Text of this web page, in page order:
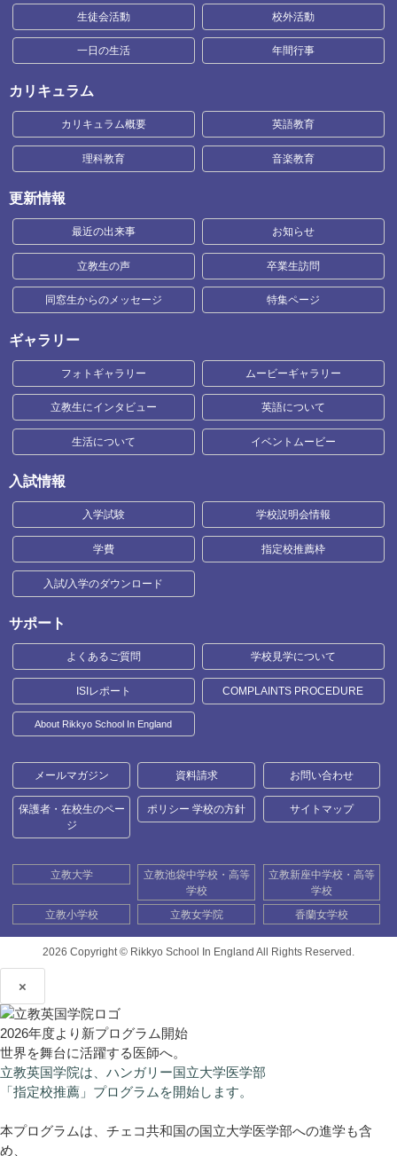
生徒会活動 校外活動
一日の生活 年間行事
カリキュラム
カリキュラム概要 英語教育
理科教育 音楽教育
更新情報
最近の出来事 お知らせ
立教生の声 卒業生訪問
同窓生からのメッセージ 特集ページ
ギャラリー
フォトギャラリー ムービーギャラリー
立教生にインタビュー 英語について
生活について イベントムービー
入試情報
入学試験 学校説明会情報
学費 指定校推薦枠
入試/入学のダウンロード
サポート
よくあるご質問 学校見学について
ISIレポート COMPLAINTS PROCEDURE
About Rikkyo School In England
メールマガジン 資料請求 お問い合わせ
保護者・在校生のペー
ジ
ポリシー 学校の方針 サイトマップ
立教大学
立教池袋中学校・高等
学校
立教新座中学校・高等
学校
立教小学校
立教女学院 香蘭女学校
2026 Copyright © Rikkyo School In England All Rights Reserved.
×
2026年度より新プログラム開始
世界を舞台に活躍する医師へ。
立教英国学院は、ハンガリー国立大学医学部
「指定校推薦」プログラムを開始します。
本プログラムは、チェコ共和国の国立大学医学部への進学も含
め、